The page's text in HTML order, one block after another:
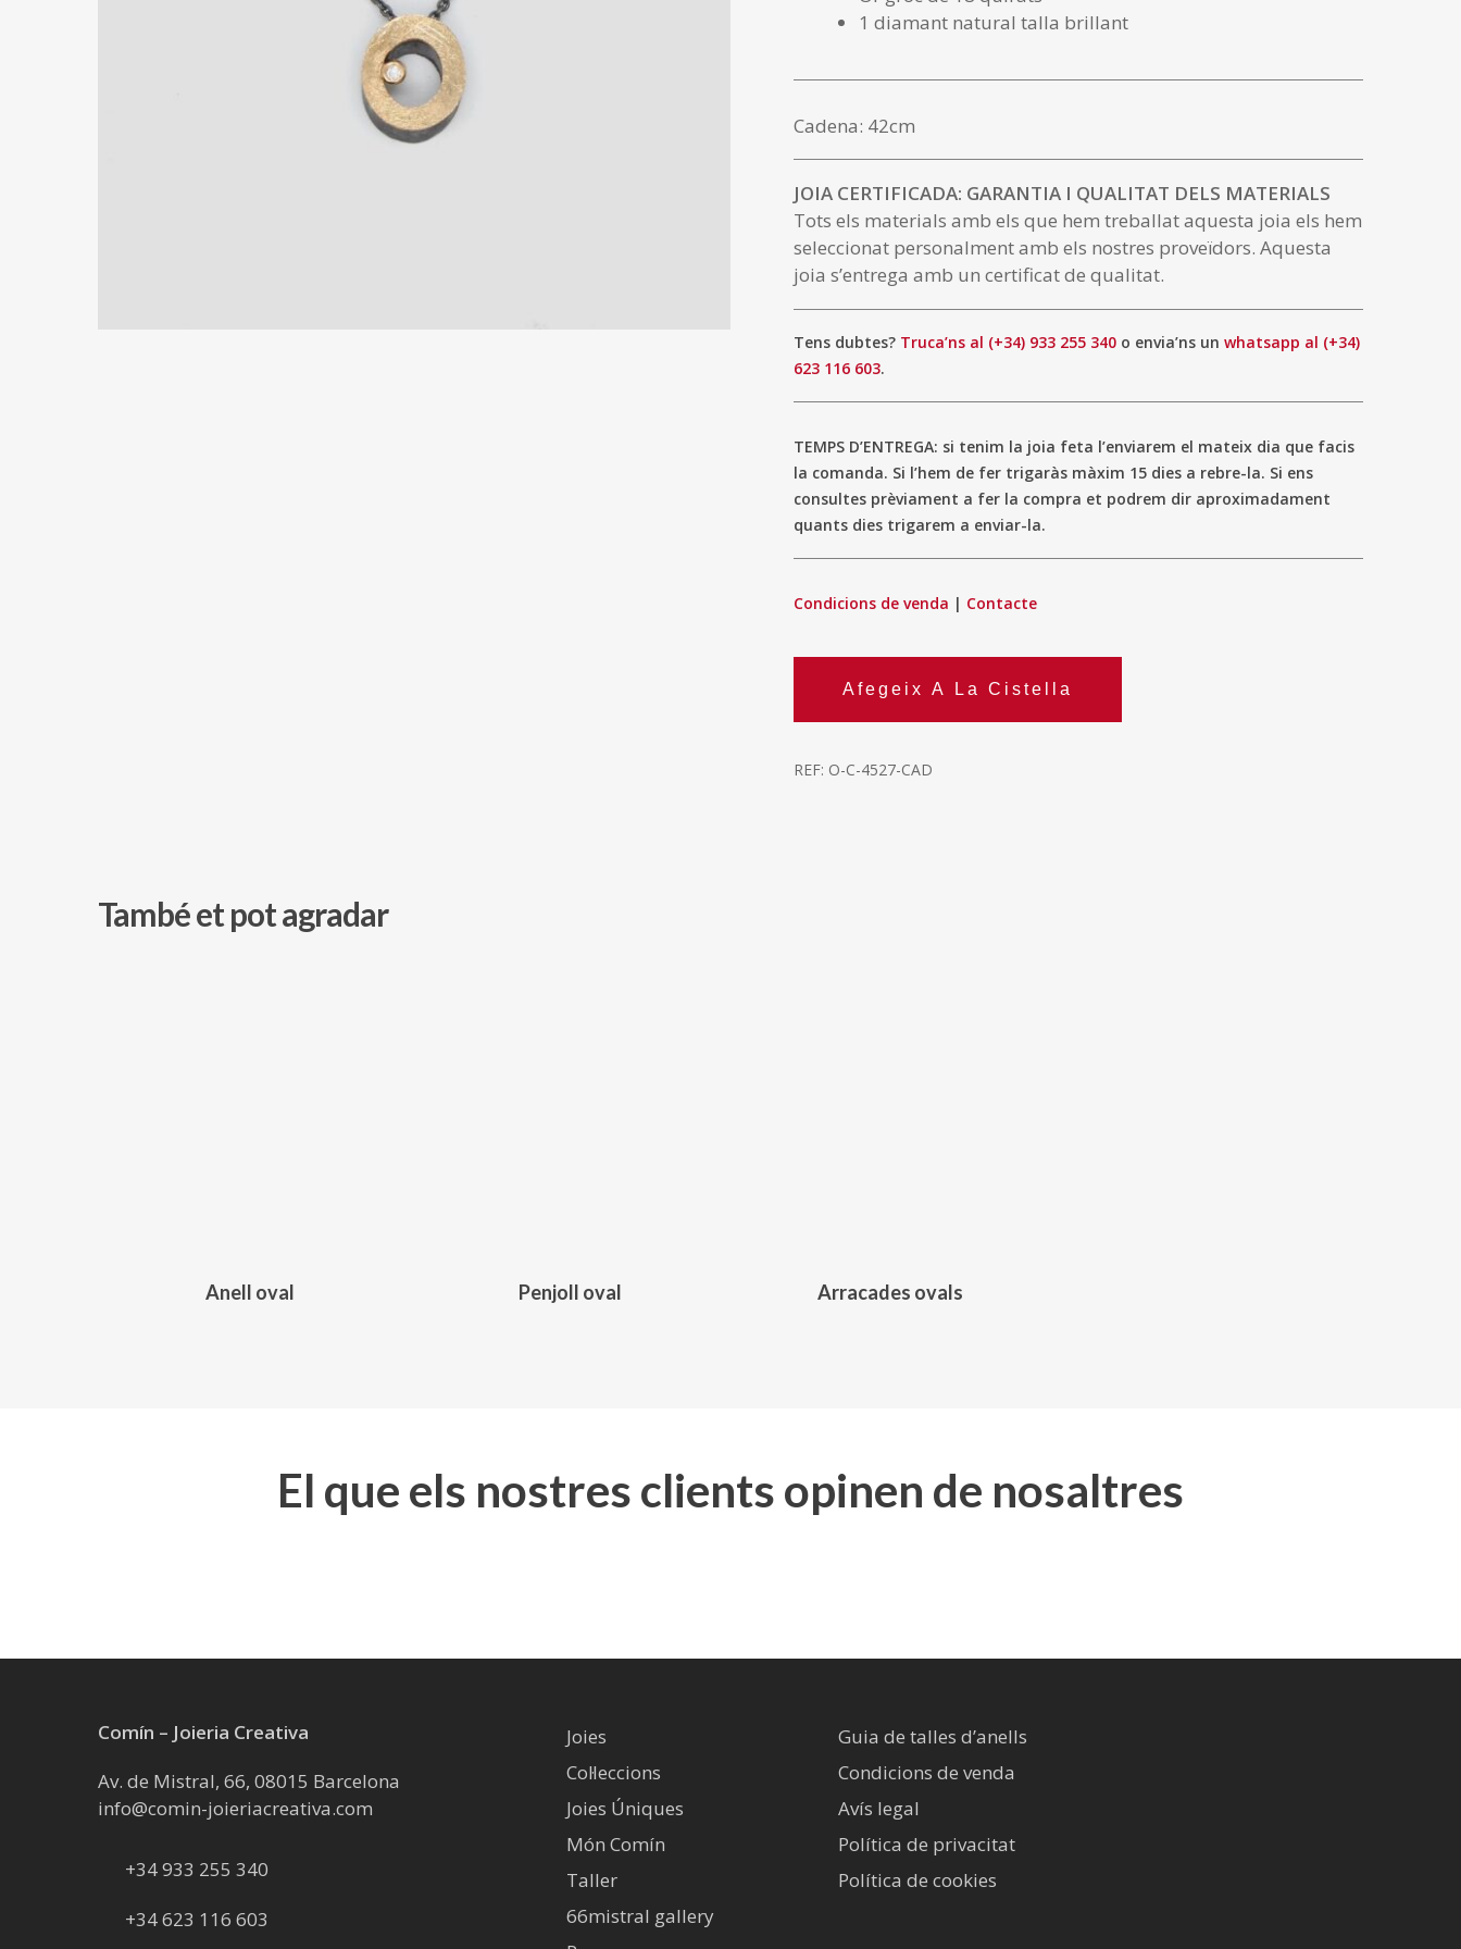
1 diamant natural talla brillant
Cadena: 42cm
JOIA CERTIFICADA: GARANTIA I QUALITAT DELS MATERIALS
Tots els materials amb els que hem treballat aquesta joia els hem
seleccionat personalment amb els nostres proveïdors. Aquesta
joia s’entrega amb un certificat de qualitat.
Tens dubtes? Truca’ns al (+34) 933 255 340 o envia’ns unwhatsapp al (+34)
623 116 603.
TEMPS D’ENTREGA: si tenim la joia feta l’enviarem el mateix dia que facis
la comanda. Si l’hem de fer trigaràs màxim 15 dies a rebre-la. Si ens
consultes prèviament a fer la compra et podrem dir aproximadament
quants dies trigarem a enviar-la.
Condicions de venda | Contacte
Afegeix A La Cistella
REF: O-C-4527-CAD
També et pot agradar
Anell oval Penjoll oval Arracades ovals
El que els nostres clients opinen de nosaltres
Comín – Joieria Creativa
Av. de Mistral, 66, 08015 Barcelona
info@comin-joieriacreativa.com
+34 933 255 340
+34 623 116 603
Joies
Col·leccions
Joies Úniques
Món Comín
Taller
66mistral gallery
Guia de talles d’anells
Condicions de venda
Avís legal​
Política de privacitat
Política de cookies